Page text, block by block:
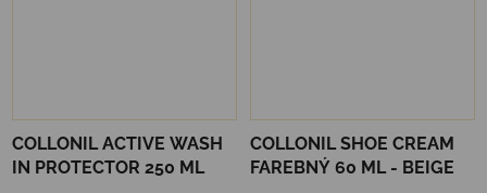
COLLONIL ACTIVE WASH
IN PROTECTOR 250 ML
COLLONIL SHOE CREAM
FAREBNÝ 60 ML - BEIGE